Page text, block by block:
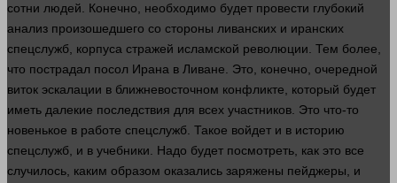
сотни людей . Конечно, необходимо будет провести глубокий
анализ произошедшего со стороны ливанских и иранских
спецслужб, корпуса стражей исламской революции. Тем более,
что пострадал посол Ирана в Ливане. Это, конечно, очередной
виток эскалации в ближневосточном конфликте, который будет
иметь далекие последствия для всех участников. Это что-то
новенькое в работе спецслужб. Такое войдет и в историю
спецслужб, и в учебники. Надо будет посмотреть, как это все
случилось, каким образом оказались заряжены пейджеры, и